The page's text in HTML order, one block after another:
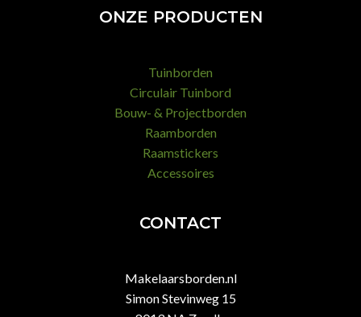
ONZE PRODUCTEN
Tuinborden
Circulair Tuinbord
Bouw- & Projectborden
Raamborden
Raamstickers
Accessoires
CONTACT
Makelaarsborden.nl
Simon Stevinweg 15